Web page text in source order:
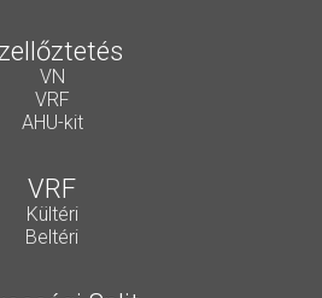
VN
VRF
AHU-kit
VRF
Kültéri
Beltéri